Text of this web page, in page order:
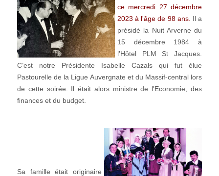
ce mercredi 27 décembre
2023 à l'âge de 98 ans. Il a
présidé la Nuit Arverne du
15 décembre 1984 à
l’Hôtel PLM St Jacques.
C’est notre Présidente Isabelle Cazals qui fut élue
Pastourelle de la Ligue Auvergnate et du Massif-central lors
de cette soirée. Il était alors ministre de l'Economie, des
finances et du budget.
Sa famille était originaire